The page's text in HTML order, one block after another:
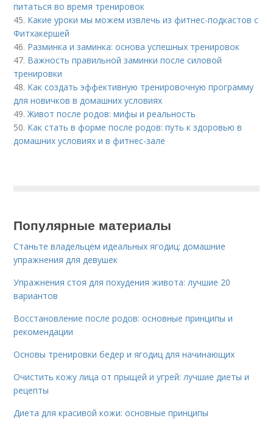
питаться во время тренировок
45. Какие уроки мы можем извлечь из фитнес-подкастов с
Фитхакершей
46. Разминка и заминка: основа успешных тренировок
47. Важность правильной заминки после силовой
тренировки
48. Как создать эффективную тренировочную программу
для новичков в домашних условиях
49.Живот после родов: мифы и реальность
50. Как стать в форме после родов: путь к здоровью в
домашних условиях и в фитнес-зале
Популярные материалы
Станьте владельцем идеальных ягодиц: домашние
упражнения для девушек
Упражнения стоя для похудения живота: лучшие 20
вариантов
Восстановление после родов: основные принципы и
рекомендации
Основы тренировки бедер и ягодиц для начинающих
Очистить кожу лица от прыщей и угрей: лучшие диеты и
рецепты
Диета для красивой кожи: основные принципы